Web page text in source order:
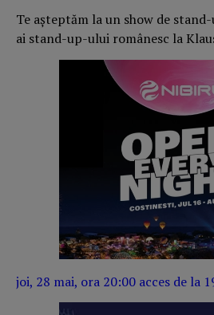
Te așteptăm la un show de
ai stand-up-ului românesc la
joi, 28 mai, ora 20:00 acces de la